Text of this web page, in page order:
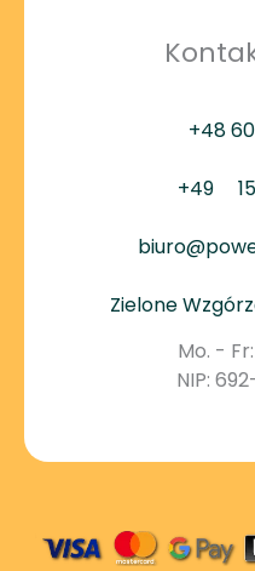
+48
+49
Zielone
Mo. -
NIP: